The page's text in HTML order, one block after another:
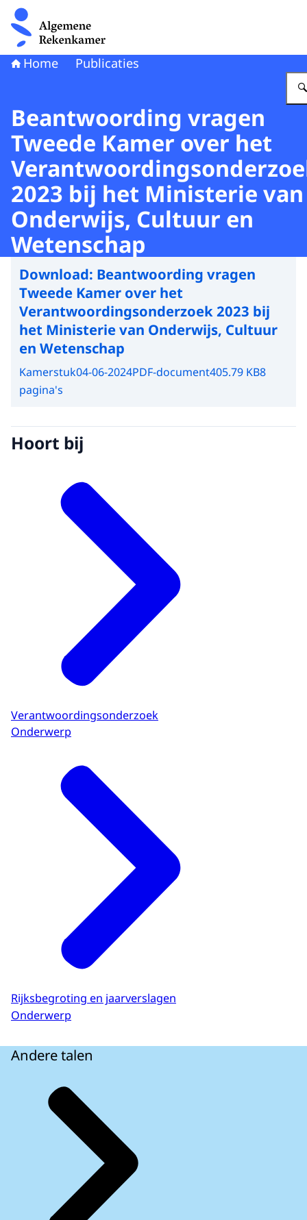
Naar de homepage van Algemene Rekenkamer
Home Publicaties
Beantwoording vragen
Tweede Kamer over het
2023 bij het Ministerie van
Onderwijs, Cultuur en
Wetenschap
Download: Beantwoording vragen
Tweede Kamer over het
Verantwoordingsonderzoek 2023 bij
het Ministerie van Onderwijs, Cultuur
en Wetenschap
Kamerstuk04-06-2024PDF-document405.79 KB8
pagina's
Hoort bij
Verantwoordingsonderzoek
Onderwerp
Rijksbegroting en jaarverslagen
Onderwerp
Andere talen